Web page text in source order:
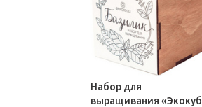
Набор для
выращивания «Экокуб